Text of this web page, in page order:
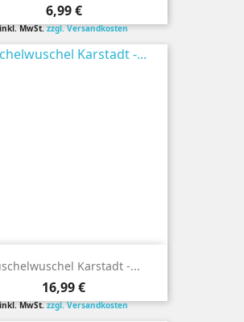
Preis
6,99 €
inkl. MwSt.zzgl. Versandkosten
Karstadt -...
Preis
16,99 €
inkl. MwSt.zzgl. Versandkosten